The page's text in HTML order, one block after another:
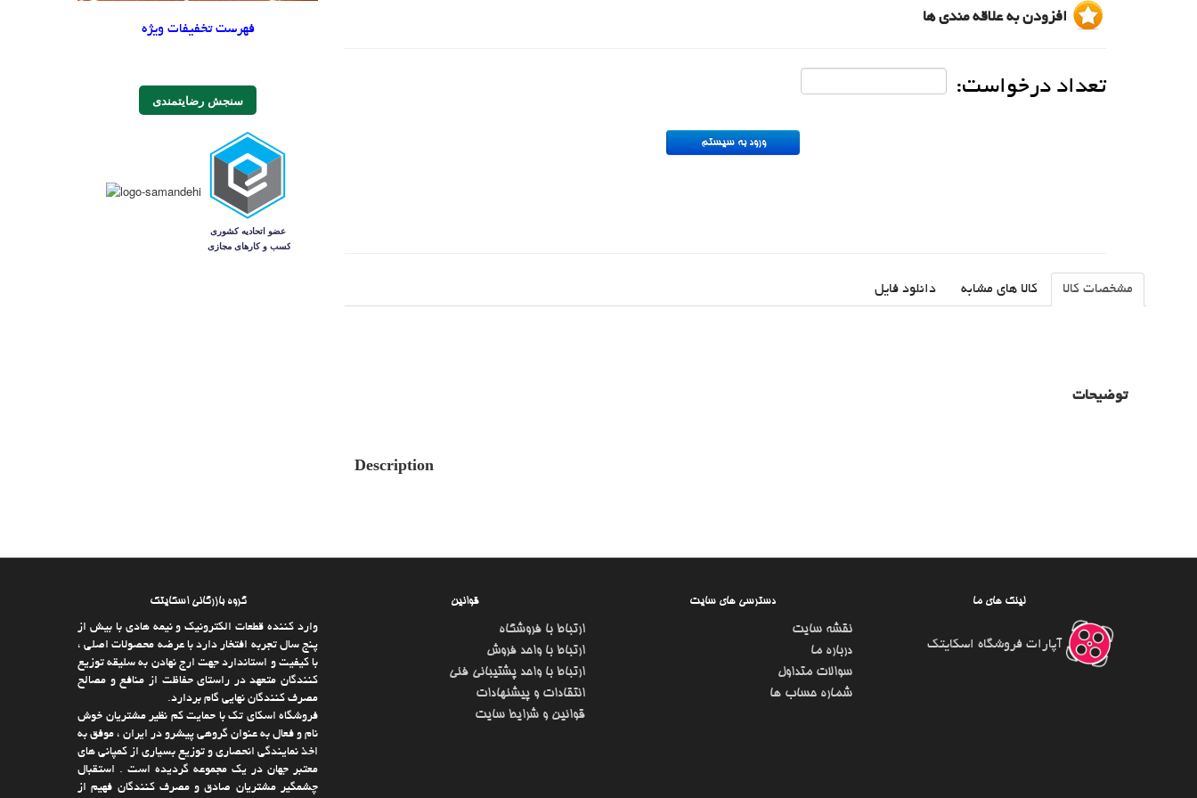
فهرست تخفیفات ویژه
سنجش رضایتمندی
افزودن به علاقه مندی ها
تعداد درخواست:
مشخصات کالا کالا های مشابه دانلود فایل
توضیحات
Description
گروه بازرگانی اسکایتک
وارد كننده قطعات الکترونیک و نیمه هادی با بیش از
پنج سال تجربه افتخار دارد با عرضه محصولات اصلی ،
با كیفیت و استاندارد جهت ارج نهادن به سلیقه توزیع
كنندگان متعهد در راستای حفاظت از منافع و مصالح
مصرف كنندگان نهایی گام بردارد.
فروشگاه اسکای تک با حمایت كم نظیر مشتریان خوش
نام و فعال به عنوان گروهی پیشرو در ایران ، موفق به
اخذ نمایندگی انحصاری و توزیع بسیاری از كمپانی های
معتبر جهان در یك مجموعه گردیده است . استقبال
چشمگیر مشتریان صادق و مصرف كنندگان فهیم از
قوانین
ارتباط با فروشگاه
ارتباط با واحد فروش
ارتباط با واحد پشتیبانی فنی
انتقادات و پیشنهادات
قوانین و شرایط سایت
دسترسی های سایت
نقشه سایت
درباره ما
سوالات متداول
شماره حساب ها
لینک های ما
آپارات فروشگاه اسکایتک